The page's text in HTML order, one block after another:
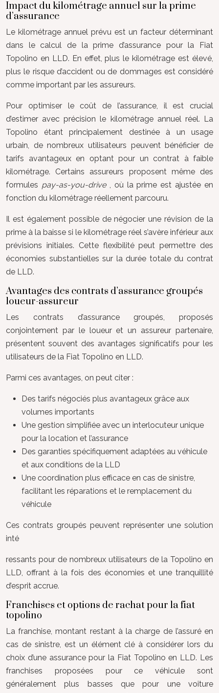
Impact du kilométrage annuel sur la prime
d’assurance
Le kilométrage annuel prévu est un facteur déterminant
dans le calcul de la prime d’assurance pour la Fiat
Topolino en LLD. En effet, plus le kilométrage est élevé,
plus le risque d’accident ou de dommages est considéré
comme important par les assureurs.
Pour optimiser le coût de l’assurance, il est crucial
d’estimer avec précision le kilométrage annuel réel. La
Topolino étant principalement destinée à un usage
urbain, de nombreux utilisateurs peuvent bénéficier de
tarifs avantageux en optant pour un contrat à faible
kilométrage. Certains assureurs proposent même des
formules pay-as-you-drive , où la prime est ajustée en
fonction du kilométrage réellement parcouru.
Il est également possible de négocier une révision de la
prime à la baisse si le kilométrage réel s’avère inférieur aux
prévisions initiales. Cette flexibilité peut permettre des
économies substantielles sur la durée totale du contrat
de LLD.
Avantages des contrats d’assurance groupés
loueur-assureur
Les contrats d’assurance groupés, proposés
conjointement par le loueur et un assureur partenaire,
présentent souvent des avantages significatifs pour les
utilisateurs de la Fiat Topolino en LLD.
Parmi ces avantages, on peut citer :
Des tarifs négociés plus avantageux grâce aux
volumes importants
Une gestion simplifiée avec un interlocuteur unique
pour la location et l’assurance
Des garanties spécifiquement adaptées au véhicule
et aux conditions de la LLD
Une coordination plus efficace en cas de sinistre,
facilitant les réparations et le remplacement du
véhicule
Ces contrats groupés peuvent représenter une solution
inté
ressants pour de nombreux utilisateurs de la Topolino en
LLD, offrant à la fois des économies et une tranquillité
d’esprit accrue.
Franchises et options de rachat pour la fiat
topolino
La franchise, montant restant à la charge de l’assuré en
cas de sinistre, est un élément clé à considérer lors du
choix d’une assurance pour la Fiat Topolino en LLD. Les
franchises proposées pour ce véhicule sont
généralement plus basses que pour une voiture